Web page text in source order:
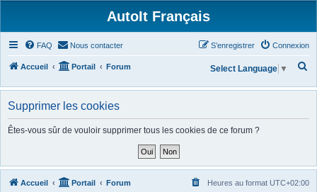
AutoIt Français
FAQ Nous contacter Connexion
S’enregistrer
Accueil Portail Forum
h
c
h
Select Language ▼
Supprimer les cookies
Êtes-vous sûr de vouloir supprimer tous les cookies de ce forum ?
Accueil Portail Forum Heures au format UTC+02:00